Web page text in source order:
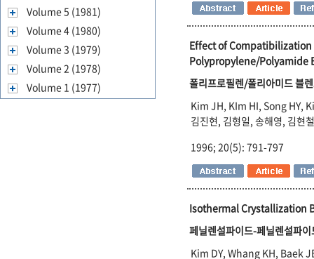
Volume 5 (1981)
Volume 4 (1980)
Volume 3 (1979)
Volume 2 (1978)
Volume 1 (1977)
Effect of
Polypropylene/Polyamide
폴리프로필렌/폴리아미드 블
Kim JH, KIm HI, Song HY,
김진현, 김형일, 송해영, 김현
1996; 20(5): 791-797
Isothermal Crystallization
페닐렌설파이드-페닐렌설파
Kim DY, Whang KH, Baek